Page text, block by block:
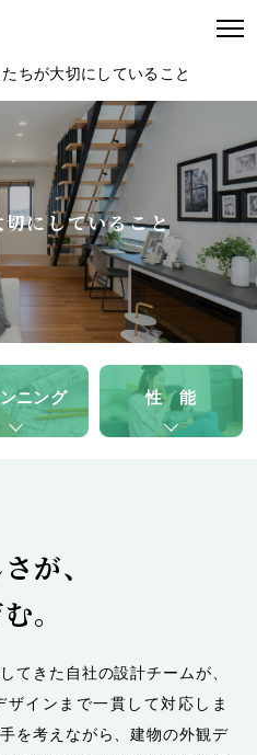
ちが大切にしていること
にしていること
ニング 性 能
が、
。
てきた⾃社の設計チームが、
インまで⼀貫して対応しま
を考えながら、建物の外観デ